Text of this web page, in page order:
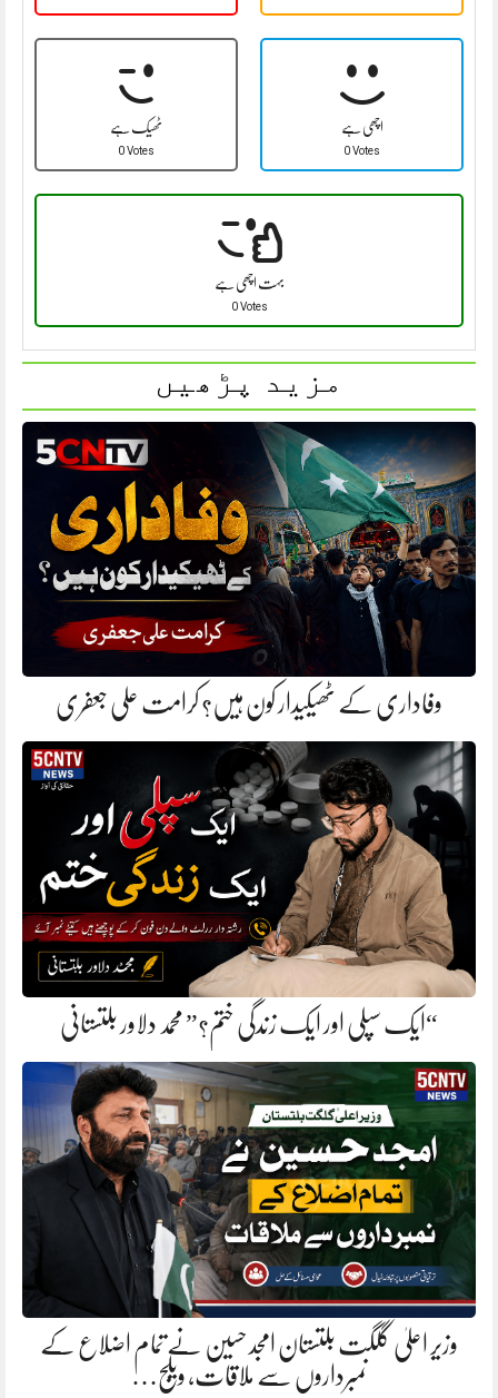
ٹھیک ہے
0 Votes
اچھی ہے
0 Votes
بہت اچھی ہے
0 Votes
مزید پڑھیں
وفاداری کے ٹھیکیدار کون ہیں؟ کرامت علی جعفری
“ایک سپلی اور ایک زندگی ختم؟” محمد دلاور بلتستانی
وزیر اعلیٰ گلگت بلتستان امجد حسین نے تمام اضلاع کے
نمبرداروں سے ملاقات، ویلج…